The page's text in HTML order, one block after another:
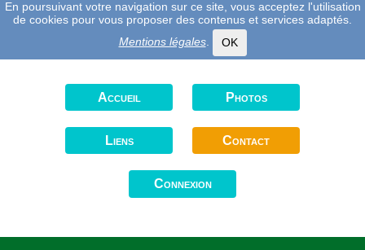
En poursuivant votre navigation sur ce site, vous acceptez l'utilisation
de cookies pour vous proposer des contenus et services adaptés.
Mentions légales. OK
Accueil Photos
Liens Contact
Connexion